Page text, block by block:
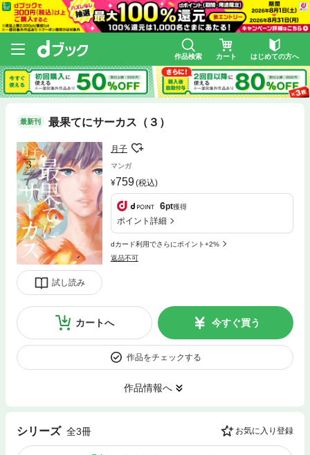
作品検索 カート はじめての方へ
最新刊 最果てにサーカス（３）
試し読み
月子
マンガ
759(税込)
6pt獲得
ポイント詳細
dカード利用でさらにポイント+2%
返品不可
カートへ 今すぐ買う
作品をチェックする
作品情報へ
シリーズ 全3冊 お気に入り登録